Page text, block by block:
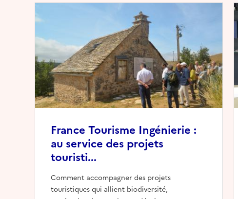
France Tourisme Ingénierie :
au service des projets
touristi...
Comment accompagner des projets
touristiques qui allient biodiversité,